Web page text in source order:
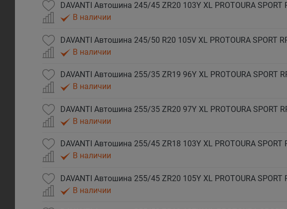
DAVANTI Автошина 245/45 ZR20 103Y XL PROTOURA SPORT
В наличии
DAVANTI Автошина 245/50 R20 105V XL PROTOURA SPORT
В наличии
DAVANTI Автошина 255/35 ZR19 96Y XL PROTOURA SPORT
В наличии
DAVANTI Автошина 255/35 ZR20 97Y XL PROTOURA SPORT
В наличии
DAVANTI Автошина 255/45 ZR18 103Y XL PROTOURA SPORT
В наличии
DAVANTI Автошина 255/45 ZR20 105Y XL PROTOURA SPORT
В наличии